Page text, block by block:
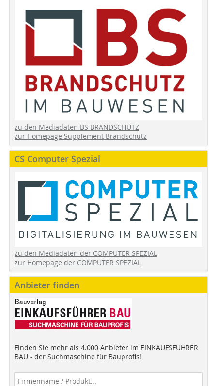
zu den Mediadaten BS BRANDSCHUTZ
zur Homepage Supplement Brandschutz
CS Computer Spezial
zu den Mediadaten der COMPUTER SPEZIAL
zur Homepage der COMPUTER SPEZIAL
Anbieter finden
Finden Sie mehr als 4.000 Anbieter im EINKAUFSFÜHRER
BAU - der Suchmaschine für Bauprofis!